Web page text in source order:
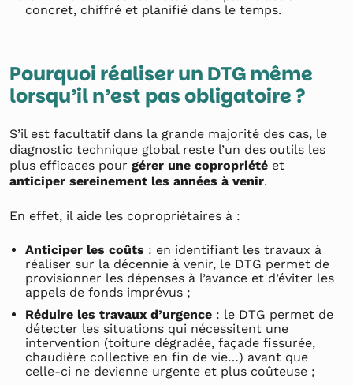
concret, chiffré et planifié dans le temps.
Pourquoi réaliser un DTG même
lorsqu’il n’est pas obligatoire ?
S’il est facultatif dans la grande majorité des cas, le
diagnostic technique global reste l’un des outils les
plus efficaces pour gérer une copropriété et
anticiper sereinement les années à venir.
En effet, il aide les copropriétaires à :
Anticiper les coûts : en identifiant les travaux à
réaliser sur la décennie à venir, le DTG permet de
provisionner les dépenses à l’avance et d’éviter les
appels de fonds imprévus ;
Réduire les travaux d’urgence : le DTG permet de
détecter les situations qui nécessitent une
intervention (toiture dégradée, façade fissurée,
chaudière collective en fin de vie…) avant que
celle-ci ne devienne urgente et plus coûteuse ;